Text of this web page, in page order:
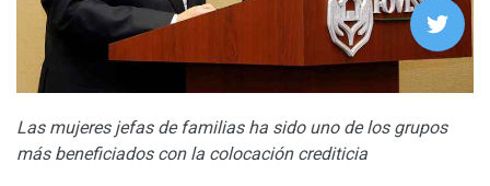
Las mujeres jefas de familias ha sido uno de los grupos
más beneficiados con la colocación crediticia